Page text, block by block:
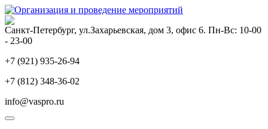
Санкт-Петербург, ул.Захарьевская, дом 3, офис 6. Пн-Вс: 10-00
- 23-00
+7 (921) 935-26-94
+7 (812) 348-36-02
info@vaspro.ru